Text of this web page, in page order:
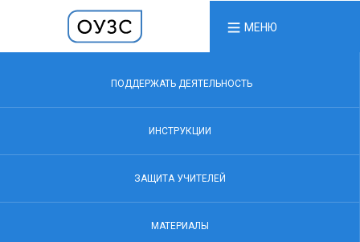
МЕНЮ
ПОДДЕРЖАТЬ ДЕЯТЕЛЬНОСТЬ
ИНСТРУКЦИИ
ЗАЩИТА УЧИТЕЛЕЙ
МАТЕРИАЛЫ